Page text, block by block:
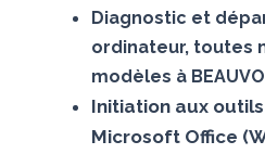
Diagnostic et
ordinateur, toutes
modèles à
Initiation aux
Microsoft Office